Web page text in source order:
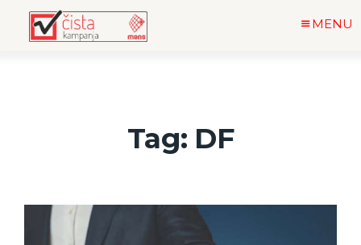
MENU
Tag: DF